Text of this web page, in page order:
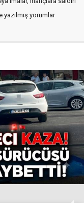
yorumlar